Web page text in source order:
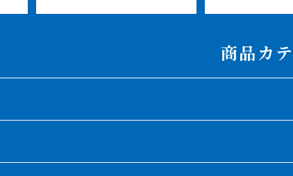
商品カ